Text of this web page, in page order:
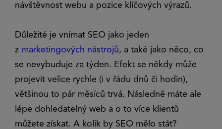
návštěvnost webu a pozice klíčových výrazů.
Důležité je vnímat SEO jako jeden
z marketingových nástrojů, a také jako něco, co
se nevybuduje za týden. Efekt se někdy může
projevit velice rychle (i v řádu dnů či hodin),
většinou to pár měsíců trvá. Následně máte ale
lépe dohledatelný web a o to více klientů
můžete získat. A kolik by SEO mělo stát?